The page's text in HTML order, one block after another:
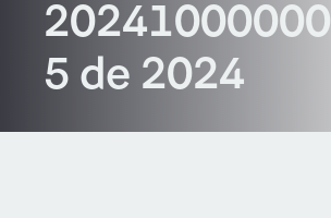
5 de 2024